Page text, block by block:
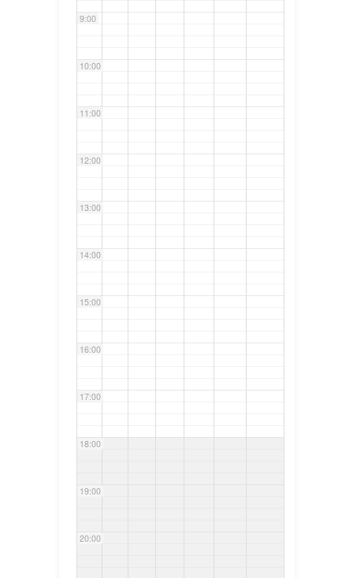
9:00
10:00
11:00
12:00
13:00
14:00
15:00
16:00
17:00
18:00
19:00
20:00